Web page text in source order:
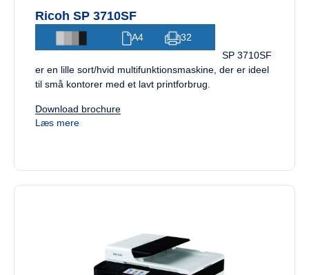
Ricoh SP 3710SF
A4
32
SP 3710SF
er en lille sort/hvid multifunktionsmaskine, der er ideel
til små kontorer med et lavt printforbrug.
Download brochure
Læs mere